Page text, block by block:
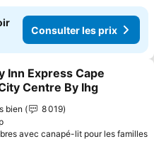
Consulter les prix
à mes favoris
Inn Express Cape
Centre By Ihg
bien
8 019
avec canapé-lit pour les familles